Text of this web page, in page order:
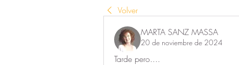
Volver
MARTA SANZ MASSA
20 de noviembre de 2024
Tarde pero....